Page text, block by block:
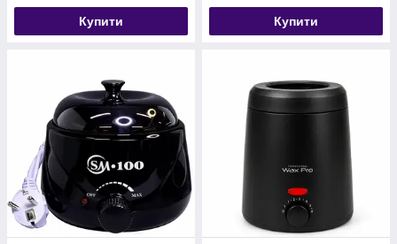
Купити Купити